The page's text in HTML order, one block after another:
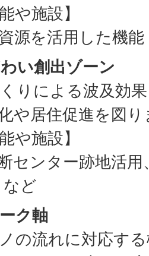
や施設】
源を活用した機
い創出ゾーン
りによる波及効
や居住促進を図り
や施設】
センター跡地活
ど
ク軸
の流れに対応す